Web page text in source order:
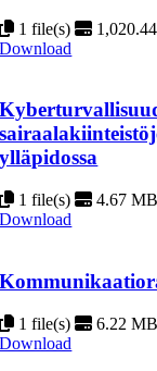
1 file(s)
Download
ylläpidossa
1 file(s)
4.67 MB
Download
1 file(s)
6.22 MB
Download